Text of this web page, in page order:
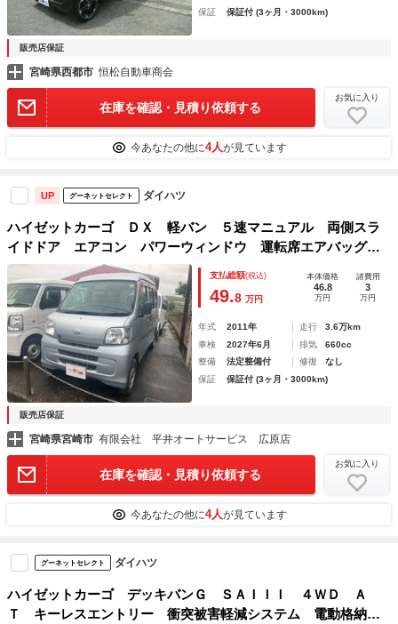
保証 保証付 (3ヶ月・3000km)
販売店保証
宮崎県西都市 恒松自動車商会
在庫を確認・見積り依頼する
お気に入り
今あなたの他に4人が見ています
UP グーネットセレクト ダイハツ
ハイゼットカーゴ ＤＸ 軽バン ５速マニュアル 両側スラ
イドドア エアコン パワーウィンドウ 運転席エアバッグ
助手席エアバッグ ヘッドライトレベライザー
支払総額(税込)
49.8 万円
本体価格
46.8
万円
諸費用
3
万円
年式 2011年 走行
3.6万km
車検
2027年6月 排気
660cc
整備
法定整備付 修復
なし
保証
保証付 (3ヶ月・3000km)
販売店保証
宮崎県宮崎市 有限会社 平井オートサービス 広原店
在庫を確認・見積り依頼する
お気に入り
今あなたの他に4人が見ています
グーネットセレクト ダイハツ
ハイゼットカーゴ デッキバンＧ ＳＡＩＩＩ ４ＷＤ Ａ
Ｔ キーレスエントリー 衝突被害軽減システム 電動格納ミ